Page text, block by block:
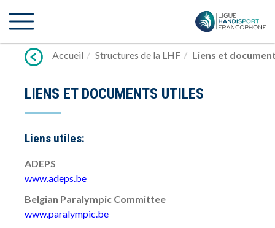
vers
Accueil
Structures de la LHF Liens et
LIENS ET DOCUMENTS UTILES
Liens utiles:
ADEPS
www.adeps.be
Belgian Paralympic Committee
www.paralympic.be